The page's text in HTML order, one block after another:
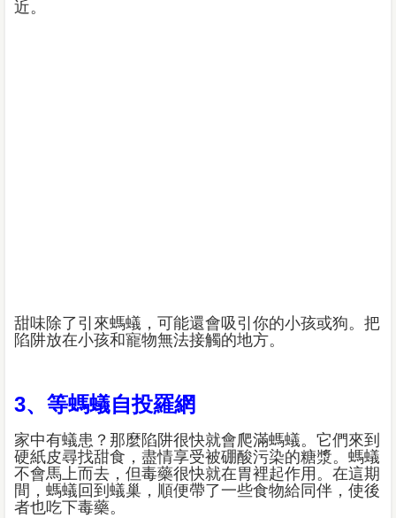
近。
甜味除了引來螞蟻，可能還會吸引你的小孩或狗。把
陷阱放在小孩和寵物無法接觸的地方。
3、等螞蟻自投羅網
家中有蟻患？那麼陷阱很快就會爬滿螞蟻。它們來到
硬紙皮尋找甜食，盡情享受被硼酸污染的糖漿。螞蟻
不會馬上而去，但毒藥很快就在胃裡起作用。在這期
間，螞蟻回到蟻巢，順便帶了一些食物給同伴，使後
者也吃下毒藥。